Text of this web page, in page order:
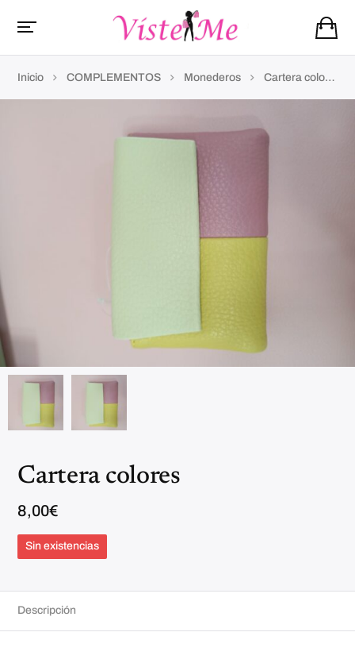
Inicio COMPLEMENTOS Monederos Cartera colores
Cartera colores
8,00€
Sin existencias
Descripción